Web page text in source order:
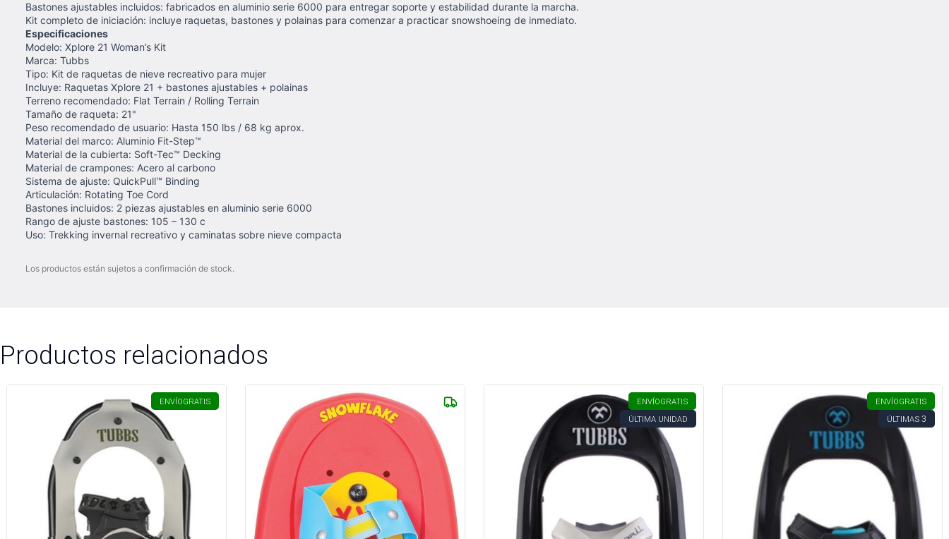
Bastones ajustables incluidos: fabricados en aluminio serie 6000 para entregar soporte y estabilidad durante la marcha.
Kit completo de iniciación: incluye raquetas, bastones y polainas para comenzar a practicar snowshoeing de inmediato.
Especificaciones
Modelo: Xplore 21 Woman’s Kit
Marca: Tubbs
Tipo: Kit de raquetas de nieve recreativo para mujer
Incluye: Raquetas Xplore 21 + bastones ajustables + polainas
Terreno recomendado: Flat Terrain / Rolling Terrain
Tamaño de raqueta: 21"
Peso recomendado de usuario: Hasta 150 lbs / 68 kg aprox.
Material del marco: Aluminio Fit-Step™
Material de la cubierta: Soft-Tec™ Decking
Material de crampones: Acero al carbono
Sistema de ajuste: QuickPull™ Binding
Articulación: Rotating Toe Cord
Bastones incluidos: 2 piezas ajustables en aluminio serie 6000
Rango de ajuste bastones: 105 – 130 c
Uso: Trekking invernal recreativo y caminatas sobre nieve compacta
Los productos están sujetos a confirmación de stock.
Productos relacionados
ENVÍOGRATIS ENVÍOGRATIS
ÚLTIMA UNIDAD
ENVÍOGRATIS
ÚLTIMAS 3